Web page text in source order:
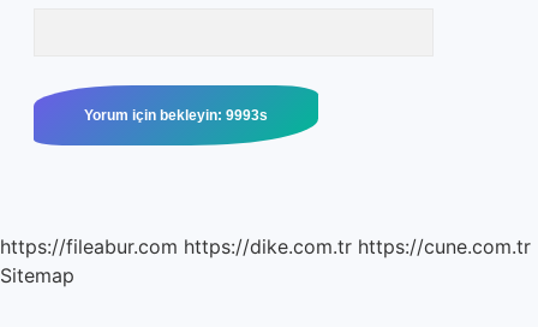
https://fileabur.com https://dike.com.tr https://cune.com.tr
Sitemap